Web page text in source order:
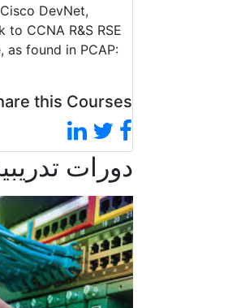
DevNet,
CCNA R&S RSE
found in PCAP:
this Courses
دورات